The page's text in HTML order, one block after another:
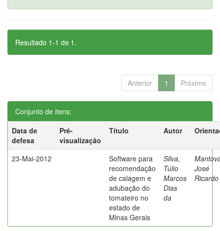
Resultado 1-1 de 1.
Anterior 1 Próximo
Conjunto de itens:
Data de
defesa
Pré-
visualização
Título Autor
23-Mai-2012
Software para
recomendação
de calagem e
adubação do
tomateiro no
estado de
Minas Gerais
Silva,
Túlio
Marcos
Dias
da
José
Ricardo